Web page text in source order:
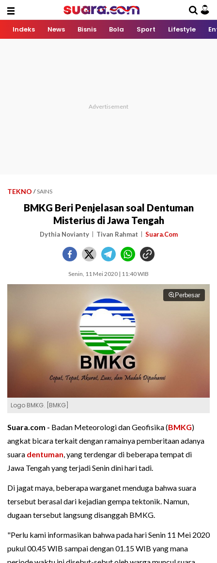
Indeks News Bisnis Bola Sport Lifestyle
TEKNO / SAINS
BMKG Beri Penjelasan soal Dentuman
Misterius di Jawa Tengah
Dythia Novianty Tivan Rahmat Suara.Com
Senin, 11 Mei 2020 | 11:40 WIB
Perbesar
Logo BMKG. [BMKG]
Suara.com - Badan Meteorologi dan Geofisika (BMKG)
angkat bicara terkait dengan ramainya pemberitaan adanya
suara dentuman, yang terdengar di beberapa tempat di
Jawa Tengah yang terjadi Senin dini hari tadi.
Di jagat maya, beberapa warganet menduga bahwa suara
tersebut berasal dari kejadian gempa tektonik. Namun,
dugaan tersebut langsung disanggah BMKG.
"Perlu kami informasikan bahwa pada hari Senin 11 Mei 2020
pukul 00.45 WIB sampai dengan 01.15 WIB yang mana